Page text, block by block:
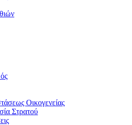
Οικογενείας
Στρατού